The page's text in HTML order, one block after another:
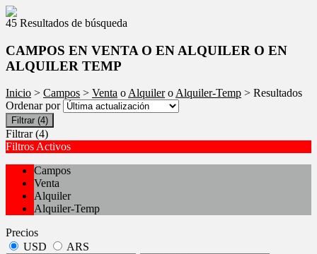
45 Resultados de búsqueda
CAMPOS EN VENTA O EN ALQUILER O EN
ALQUILER TEMP
Inicio > Campos > Venta oAlquileroAlquiler-Temp > Resultados
Ordenar por
Filtrar (4)
Filtrar (4)
Filtros Activos
Campos
Venta
Alquiler
Alquiler-Temp
Precios
USD
ARS